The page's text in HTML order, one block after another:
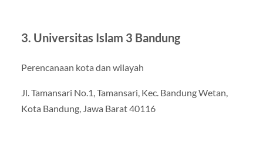
3. Universitas Islam 3 Bandung
Perencanaan kota dan wilayah
Jl. Tamansari No.1, Tamansari, Kec. Bandung Wetan,
Kota Bandung, Jawa Barat 40116